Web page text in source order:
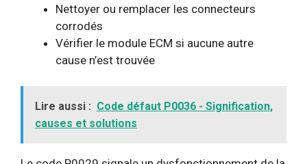
Nettoyer ou remplacer les connecteurs
corrodés
Vérifier le module ECM si aucune autre
cause n’est trouvée
Lire aussi : Code défaut P0036 - Signification,
causes et solutions